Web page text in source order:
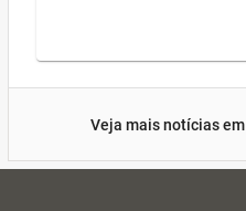
Veja mais notícias em